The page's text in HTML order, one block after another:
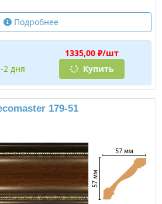
Подробнее
1335,00 ₽/шт
1-2 дня
Купить
179-51